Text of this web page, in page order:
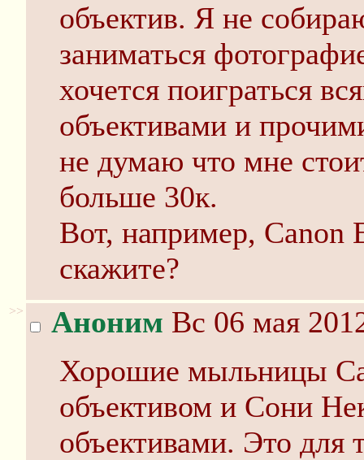
объектив. Я не
заниматься
хочется поиграться
объективами и
не думаю что мне
больше 30к.
Вот, например, Canon
скажите?
>> Аноним Вс 06 мая
Хорошие мыльницы
объективом и Сони
объективами. Это для